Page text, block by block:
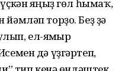
яңғыҙ гөл һымаҡ,
торҙо. Беҙ ҙә
ел-ямғыр
дә үҙгәртеп,